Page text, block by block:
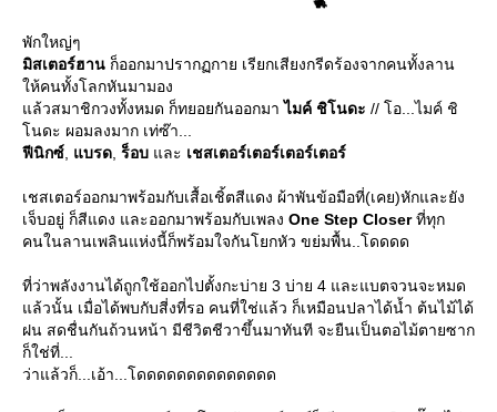
พักใหญ่ๆ
มิสเตอร์ฮาน ก็ออกมาปรากฏกาย เรียกเสียงกรีดร้องจากคนทั้งลาน
ห้คนทั้งโลกหันมามอง
ล้วสมาชิกวงทั้งหมด ก็ทยอยกันออกมาไมค์ ชิโนดะ // โอ...ไมค์ ชิ
นดะ ผอมลงมาก เท่ซ๊า...
ฟีนิกซ์, บรด, ร็อบ ละ เชสเตอร์เตอร์เตอร์เตอร์
เชสเตอร์ออกมาพร้อมกับเสื้อเชิ้ตสีแดง ผ้าพันข้อมือที่(เคย)หักและยัง
เจ็บอยู่ ก็สีแดง และออกมาพร้อมกับเพลง One Step Closerที่ทุก
คนในลานเพลินแห่งนี้ก็พร้อมใจกันโยกหัว ขย่มพื้น..โดดดด
ที่ว่าพลังงานได้ถูกใช้ออกไปตั้งกะบ่าย 3 บ่าย 4 และแบตจวนจะหมด
ล้วนั้น เมื่อได้พบกับสี่งที่รอ คนที่ใช่แล้ว ก็เหมือนปลาได้น้ำ ต้นไม้ได้
ฝน สดชื่นกันถ้วนหน้า มีชีวิตชีวาขึ้นมาทันที จะยืนเป็นตอไม้ตายซาก
ก็ใช่ที่...
ว่าแล้วก็...เอ้า...โดดดดดดดดดดดดดด